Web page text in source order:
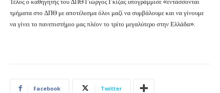
Τέλος ο καθηγητής του ΔΠΘ Γιώργος Γκίζας υπογράμμισε «εντάσσονται
τμήματα στο ΔΠΘ με αποτέλεσμα όλοι μαζί να συμβάλουμε και να γίνουμε
να γίνει το πανεπιστήμιο μας πλέον το τρίτο μεγαλύτερο στην Ελλάδα».
Facebook Twitter